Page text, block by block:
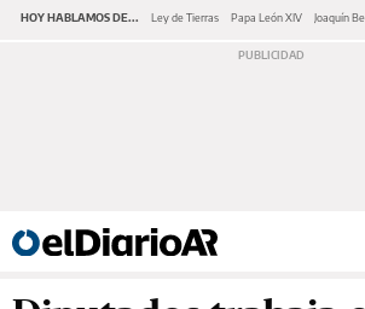
HOY HABLAMOS DE... Ley de Tierras Papa León XIV Joaquín